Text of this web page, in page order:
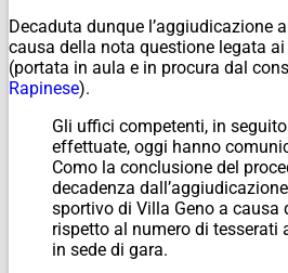
Decaduta dunque l’aggiudicazione
causa della nota questione legata
(portata in aula e in procura dal
Rapinese).
Gli uffici competenti, in
effettuate, oggi hanno
Como la conclusione del
decadenza
sportivo di Villa Geno a causa
rispetto al numero di tesserati
in sede di gara.